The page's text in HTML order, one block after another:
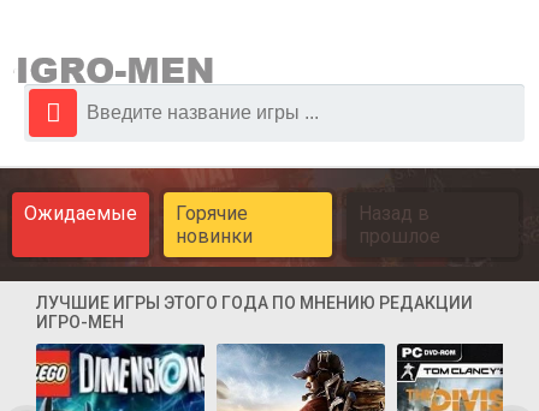
Ожидаемые
Горячие
новинки
Назад в
прошлое
ЛУЧШИЕ ИГРЫ ЭТОГО ГОДА ПО МНЕНИЮ РЕДАКЦИИ
ИГРО-МЕН